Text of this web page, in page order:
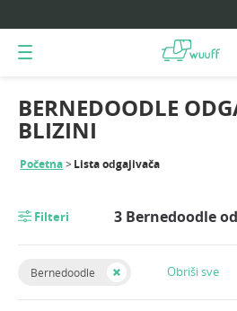
Početna Lista odgajivača
BERNEDOODLE
BLIZINI
Filteri 3 Bernedoodle
Bernedoodle Obriši sve